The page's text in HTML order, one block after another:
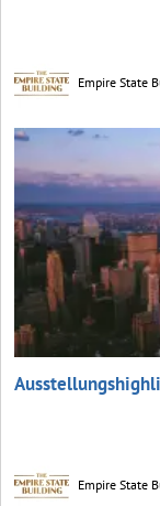
Empire State
Empire State